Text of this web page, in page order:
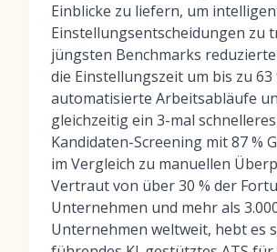
Einblicke zu liefern, um
Einstellungsentscheidungen zu
jüngsten Benchmarks
die Einstellungszeit um bis zu 63
automatisierte Arbeitsabläufe
gleichzeitig ein 3-mal schnelleres
Kandidaten-Screening mit 87 %
im Vergleich zu manuellen
Vertraut von über 30 % der
Unternehmen und mehr als
Unternehmen weltweit, hebt es